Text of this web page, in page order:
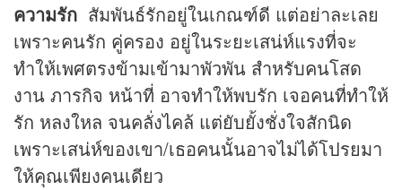
ความรัก สัมพันธ์รักอยู่ในเกณฑ์ดี แต่อย่าละเลย
เพราะคนรัก คู่ครอง อยู่ในระยะเสน่ห์แรงที่จะ
ทำให้เพศตรงข้ามเข้ามาพัวพัน สำหรับคนโสด
งาน ภารกิจ หน้าที่ อาจทำให้พบรัก เจอคนที่ทำให้
รัก หลงใหล จนคลั่งไคล้ แต่ยับยั้งชั่งใจสักนิด
เพราะเสน่ห์ของเขา/เธอคนนั้นอาจไม่ได้โปรยมา
ให้คุณเพียงคนเดียว